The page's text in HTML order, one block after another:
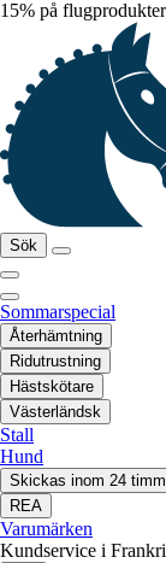
15% på
Sök
Sommarspecial
Återhämtning
Ridutrustning
Hästskötare
Västerländsk
Stall
Hund
Skickas inom 24
REA
Varumärken
Kundservice i